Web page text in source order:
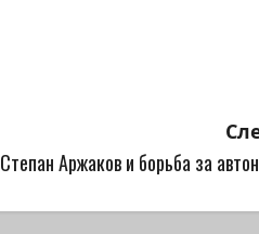
Степан Аржаков и борьба за